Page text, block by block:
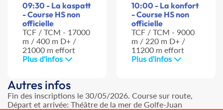
09:30 - La kaspatt
- Course HS non
officielle
TCF / TCM - 17000
m / 400 m D+ /
21000 m effort
Plus d'infos
10:00 - La konfort
- Course HS non
officielle
TCF / TCM - 9000
m / 220 m D+ /
11200 m effort
Plus d'infos
Autres infos
Fin des inscriptions le 30/05/2026. Course sur route,
Départ et arrivée: Théâtre de la mer de Golfe-Juan